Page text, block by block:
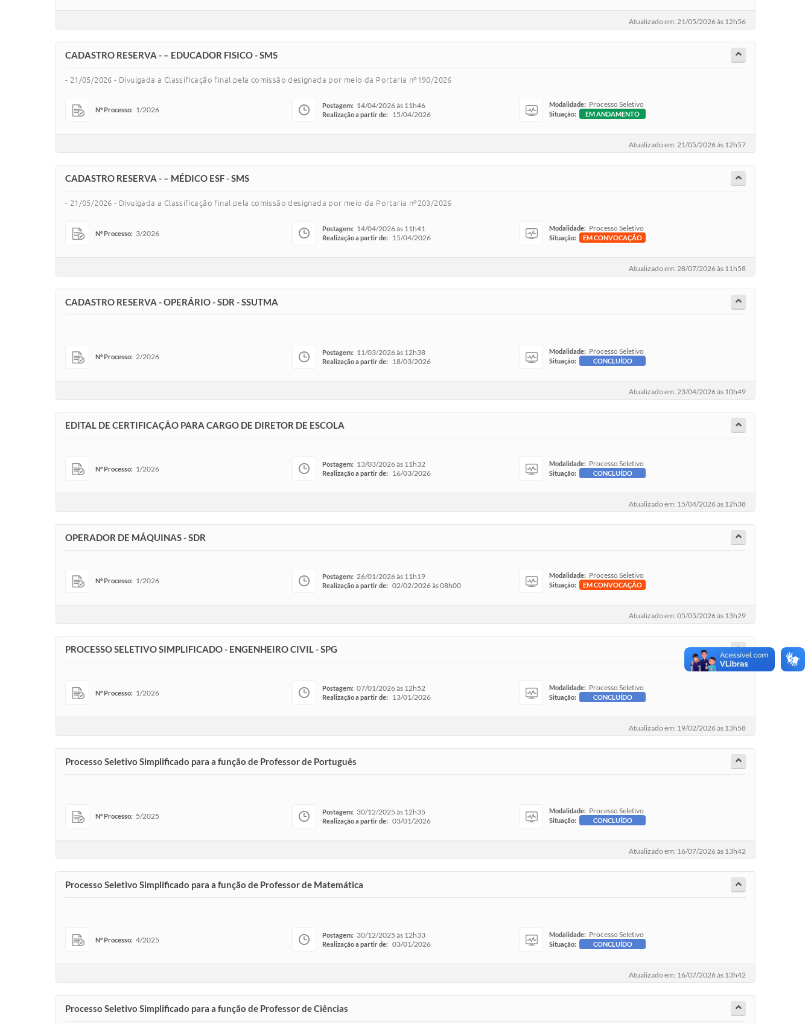
Atualizado em: 21/05/2026 às 12h56
CADASTRO RESERVA - – EDUCADOR FISICO - SMS
- 21/05/2026 - Divulgada a Classificação final pela comissão designada por meio da Portaria nº190/2026
Nº Processo: 1/2026 Postagem: 14/04/2026 às 11h46
Realização a partir de: 15/04/2026
Modalidade: Processo Seletivo
Situação: EM ANDAMENTO
Atualizado em: 21/05/2026 às 12h57
CADASTRO RESERVA - – MÉDICO ESF - SMS
- 21/05/2026 - Divulgada a Classificação final pela comissão designada por meio da Portaria nº203/2026
Nº Processo: 3/2026 Postagem: 14/04/2026 às 11h41
Realização a partir de: 15/04/2026
Modalidade: Processo Seletivo
Situação: EM CONVOCAÇÃO
Atualizado em: 28/07/2026 às 11h58
CADASTRO RESERVA - OPERÁRIO - SDR - SSUTMA
Nº Processo: 2/2026 Postagem: 11/03/2026 às 12h38
Realização a partir de: 18/03/2026
Modalidade: Processo Seletivo
Situação: CONCLUÍDO
Atualizado em: 23/04/2026 às 10h49
EDITAL DE CERTIFICAÇÂO PARA CARGO DE DIRETOR DE ESCOLA
Nº Processo: 1/2026 Postagem: 13/03/2026 às 11h32
Realização a partir de: 16/03/2026
Modalidade: Processo Seletivo
Situação: CONCLUÍDO
Atualizado em: 15/04/2026 às 12h38
OPERADOR DE MÁQUINAS - SDR
Nº Processo: 1/2026 Postagem: 26/01/2026 às 11h19
Realização a partir de: 02/02/2026 às 08h00
Modalidade: Processo Seletivo
Situação: EM CONVOCAÇÃO
Atualizado em: 05/05/2026 às 13h29
PROCESSO SELETIVO SIMPLIFICADO - ENGENHEIRO CIVIL - SPG
Nº Processo: 1/2026 Postagem: 07/01/2026 às 12h52
Realização a partir de: 13/01/2026
Modalidade: Processo Seletivo
Situação: CONCLUÍDO
Atualizado em: 19/02/2026 às 13h58
Processo Seletivo Simplificado para a função de Professor de Português
Nº Processo: 5/2025 Postagem: 30/12/2025 às 12h35
Realização a partir de: 03/01/2026
Modalidade: Processo Seletivo
Situação: CONCLUÍDO
Atualizado em: 16/07/2026 às 13h42
Processo Seletivo Simplificado para a função de Professor de Matemática
Nº Processo: 4/2025 Postagem: 30/12/2025 às 12h33
Realização a partir de: 03/01/2026
Modalidade: Processo Seletivo
Situação: CONCLUÍDO
Atualizado em: 16/07/2026 às 13h42
Processo Seletivo Simplificado para a função de Professor de Ciências